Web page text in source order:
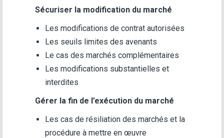
Sécuriser la modification du marché
Les modifications de contrat autorisées
Les seuils limites des avenants
Le cas des marchés complémentaires
Les modifications substantielles et
interdites
Gérer la fin de l’exécution du marché
Les cas de résiliation des marchés et la
procédure à mettre en œuvre